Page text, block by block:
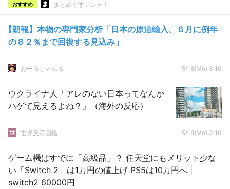
おすすめ まとめくすアンテナ
【朗報】本物の専門家分析「日本の原油輸入、６月に例年
の８２％まで回復する見込み」
おーるじゃんる 5/18(Mo) 3:10
ウクライナ人「アレのない日本ってなんか
ハゲて見えるよね？」（海外の反応）
世界反応図鑑 5/18(Mo) 3:10
ゲーム機はすでに「高級品」？ 任天堂にもメリット少な
い「Switch 2」は1万円の値上げ PS5は10万円へ |
switch2 60000円